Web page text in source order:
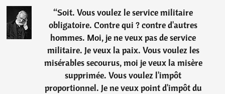
“Soit. Vous voulez le service militaire
obligatoire. Contre qui ? contre d'autres
hommes. Moi, je ne veux pas de service
militaire. Je veux la paix. Vous voulez les
misérables secourus, moi je veux la misère
supprimée. Vous voulez l'impôt
proportionnel. Je ne veux point d'impôt du